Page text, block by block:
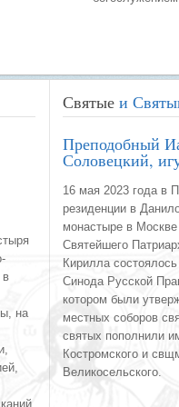
в
на
Святые и
Преподобный
Соловецкий,
16 мая 2023 года в
резиденции в
монастыре в
Святейшего
Кирилла
Синода Русской
котором были
местных соборов
святых пополнили
Костромского и
Великосельского.